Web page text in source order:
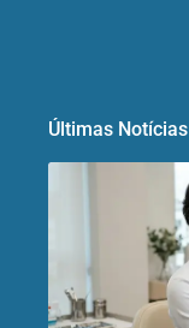
Últimas Notícias